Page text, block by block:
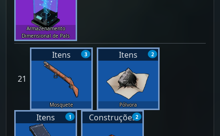
Armazenamento
Dimensional de Pals
21
3
Itens
Mosquete
2
Itens
Pólvora
1
Itens 2
Construções